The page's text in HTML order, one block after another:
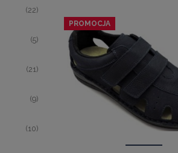
(22)
(5)
(21)
(9)
(10)
PROMOCJA